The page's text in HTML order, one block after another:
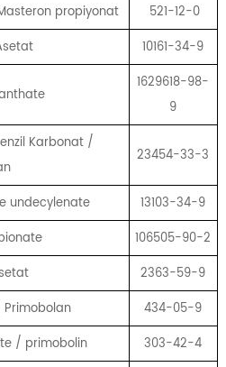
propiyonat
521-12-0
10161-34-9
1629618-98-
9
Karbonat /
23454-33-3
undecylenate
13103-34-9
106505-90-2
2363-59-9
434-05-9
/ primobolin
303-42-4